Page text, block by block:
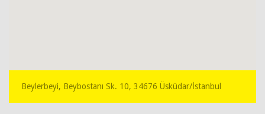
Beylerbeyi, Beybostanı Sk. 10, 34676 Üsküdar/İstanbul